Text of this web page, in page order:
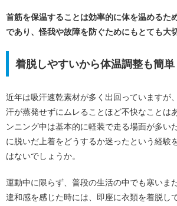
首筋を保温することは効率的に体を温めるた
であり、怪我や故障を防ぐためにもとても大
着脱しやすいから体温調整も簡単
近年は吸汗速乾素材が多く出回っていますが
汗が蒸発せずにムレることほど不快なことは
ンニング中は基本的に軽装で走る場面が多い
に脱いだ上着をどうするか迷ったという経験
はないでしょうか。
運動中に限らず、普段の生活の中でも寒いま
違和感を感じた時には、即座に衣類を着脱し